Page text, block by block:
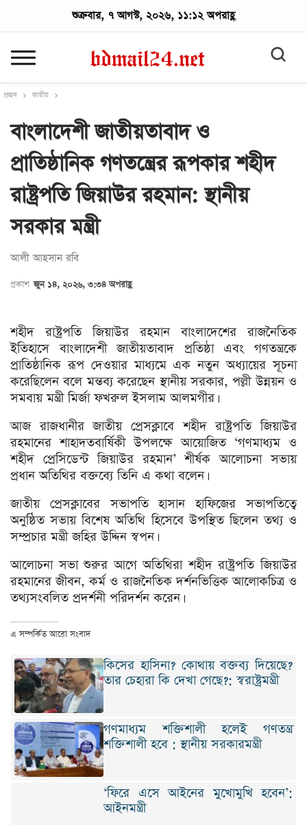
শুক্রবার, ৭ আগস্ট, ২০২৬, ১১:১২ অপরাহ্ণ
প্রচ্ছদ জাতীয়
বাংলাদেশী জাতীয়তাবাদ ও
প্রাতিষ্ঠানিক গণতন্ত্রের রূপকার শহীদ
রাষ্ট্রপতি জিয়াউর রহমান: স্থানীয়
সরকার মন্ত্রী
আলী আহসান রবি
প্রকাশ জুন ১৪, ২০২৬, ৩:৩৪ অপরাহ্ণ
শহীদ রাষ্ট্রপতি জিয়াউর রহমান বাংলাদেশের রাজনৈতিক
ইতিহাসে বাংলাদেশী জাতীয়তাবাদ প্রতিষ্ঠা এবং গণতন্ত্রকে
প্রাতিষ্ঠানিক রূপ দেওয়ার মাধ্যমে এক নতুন অধ্যায়ের সূচনা
করেছিলেন বলে মন্তব্য করেছেন স্থানীয় সরকার, পল্লী উন্নয়ন ও
সমবায় মন্ত্রী মির্জা ফখরুল ইসলাম আলমগীর।
আজ রাজধানীর জাতীয় প্রেসক্লাবে শহীদ রাষ্ট্রপতি জিয়াউর
রহমানের শাহাদতবার্ষিকী উপলক্ষে আয়োজিত ‘গণমাধ্যম ও
শহীদ প্রেসিডেন্ট জিয়াউর রহমান’ শীর্ষক আলোচনা সভায়
প্রধান অতিথির বক্তব্যে তিনি এ কথা বলেন।
জাতীয় প্রেসক্লাবের সভাপতি হাসান হাফিজের সভাপতিত্বে
অনুষ্ঠিত সভায় বিশেষ অতিথি হিসেবে উপস্থিত ছিলেন তথ্য ও
সম্প্রচার মন্ত্রী জহির উদ্দিন স্বপন।
আলোচনা সভা শুরুর আগে অতিথিরা শহীদ রাষ্ট্রপতি জিয়াউর
রহমানের জীবন, কর্ম ও রাজনৈতিক দর্শনভিত্তিক আলোকচিত্র ও
তথ্যসংবলিত প্রদর্শনী পরিদর্শন করেন।
এ সম্পর্কিত আরো সংবাদ
কিসের হাসিনা? কোথায় বক্তব্য দিয়েছে?
তার চেহারা কি দেখা গেছে?: স্বরাষ্ট্রমন্ত্রী
গণমাধ্যম শক্তিশালী হলেই গণতন্ত্র
শক্তিশালী হবে : স্থানীয় সরকারমন্ত্রী
‘ফিরে এসে আইনের মুখোমুখি হবেন’:
আইনমন্ত্রী